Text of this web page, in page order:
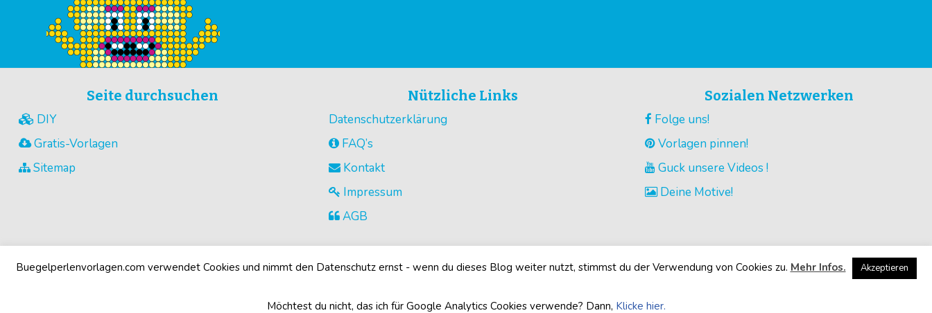
Seite durchsuchen
DIY
Gratis-Vorlagen
Sitemap
Nützliche Links
Datenschutzerklärung
FAQ’s
Kontakt
Impressum
AGB
Sozialen Netzwerken
Folge uns!
Vorlagen pinnen!
Guck unsere Videos !
Deine Motive!
Buegelperlenvorlagen.com verwendet Cookies und nimmt den Datenschutz ernst - wenn du dieses Blog weiter nutzt, stimmst du der Verwendung von Cookies zu. Mehr Infos. Akzeptieren
Möchtest du nicht, das ich für Google Analytics Cookies verwende? Dann, Klicke hier.